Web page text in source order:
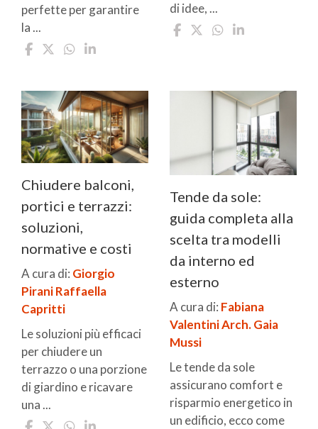
perfette per garantire
la ...
di idee, ...
Chiudere balconi,
portici e terrazzi:
soluzioni,
normative e costi
A cura di: Giorgio
PiraniRaffaella
Capritti
Le soluzioni più efficaci
per chiudere un
terrazzo o una porzione
di giardino e ricavare
una ...
Tende da sole:
guida completa alla
scelta tra modelli
da interno ed
esterno
A cura di: Fabiana
ValentiniArch. Gaia
Mussi
Le tende da sole
assicurano comfort e
risparmio energetico in
un edificio, ecco come